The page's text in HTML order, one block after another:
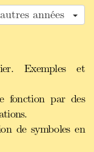
années
Exemples et
fonction par des
de symboles en